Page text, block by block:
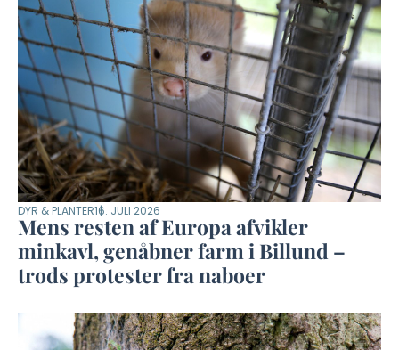
DYR & PLANTER16. JULI 2026
Mens resten af Europa afvikler
minkavl, genåbner farm i Billund –
trods protester fra naboer